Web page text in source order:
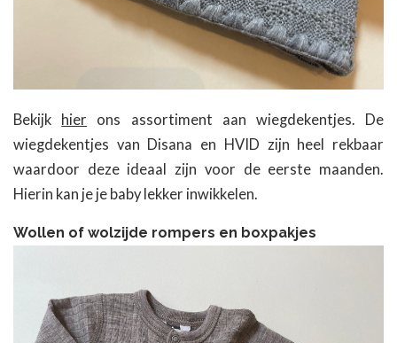
Bekijk hier ons assortiment aan wiegdekentjes. De
wiegdekentjes van Disana en HVID zijn heel rekbaar
waardoor deze ideaal zijn voor de eerste maanden.
Hierin kan je je baby lekker inwikkelen.
Wollen of wolzijde rompers en boxpakjes